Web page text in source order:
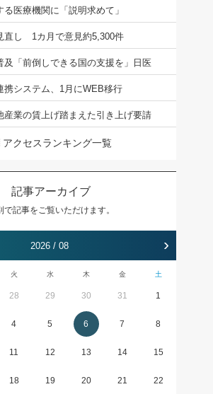
医療機関に「説明求めて」
直し 1カ月で意見約5,300件
及「前倒しできる国の支援を」日医
携システム、1月にWEB移行
産業の賃上げ踏まえた引き上げ要請
アクセスランキング一覧
記事アーカイブ
で記事をご覧いただけます。
2026 / 08 ›
火 水 木 金 土
28 29 30 31 1
4 5 6 7 8
11 12 13 14 15
18 19 20 21 22